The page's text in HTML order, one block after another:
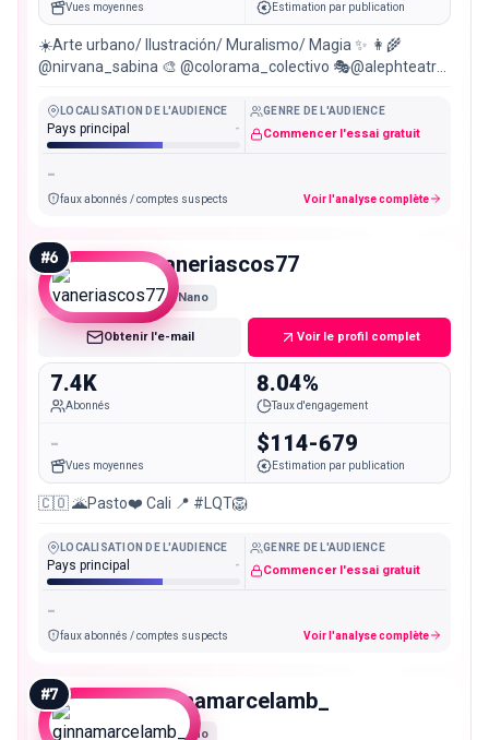
Vues moyennes Estimation par publication
☀️Arte urbano/ Ilustración/ Muralismo/ Magia ✨ 👩‍🌾
@nirvana_sabina 🎨 @colorama_colectivo 🎭@alephteatro
LOCALISATION DE L'AUDIENCE
Pays principal -
GENRE DE L'AUDIENCE
Commencer l'essai gratuit
-
faux abonnés / comptes suspects Voir l'analyse complète
#6 vaneriascos77
Nano
Obtenir l'e-mail Voir le profil complet
7.4K
Abonnés
8.04%
Taux d'engagement
-
Vues moyennes
$114-679
Estimation par publication
🇨🇴 🌋Pasto❤️ Cali 📍 #LQT🦁
LOCALISATION DE L'AUDIENCE
Pays principal -
GENRE DE L'AUDIENCE
Commencer l'essai gratuit
-
faux abonnés / comptes suspects Voir l'analyse complète
#7 ginnamarcelamb_
Nano